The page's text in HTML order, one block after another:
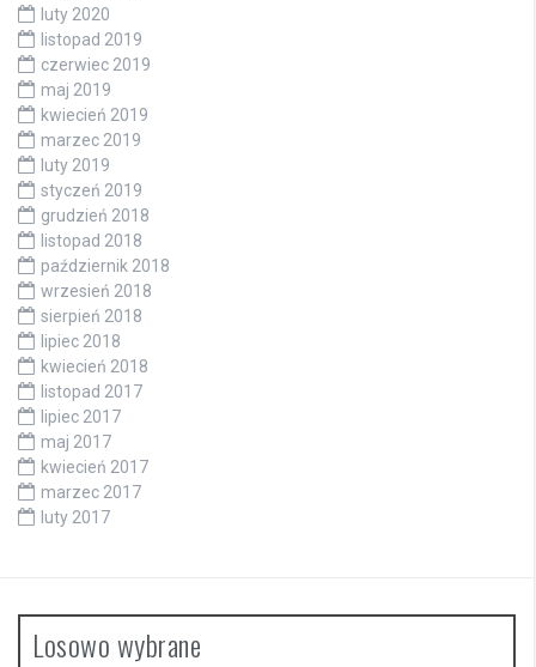
luty 2020
listopad 2019
czerwiec 2019
maj 2019
kwiecień 2019
marzec 2019
luty 2019
styczeń 2019
grudzień 2018
listopad 2018
październik 2018
wrzesień 2018
sierpień 2018
lipiec 2018
kwiecień 2018
listopad 2017
lipiec 2017
maj 2017
kwiecień 2017
marzec 2017
luty 2017
Losowo wybrane